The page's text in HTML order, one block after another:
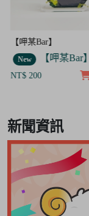
【呷某Bar】
New
NT$ 280
of
8
新聞資訊